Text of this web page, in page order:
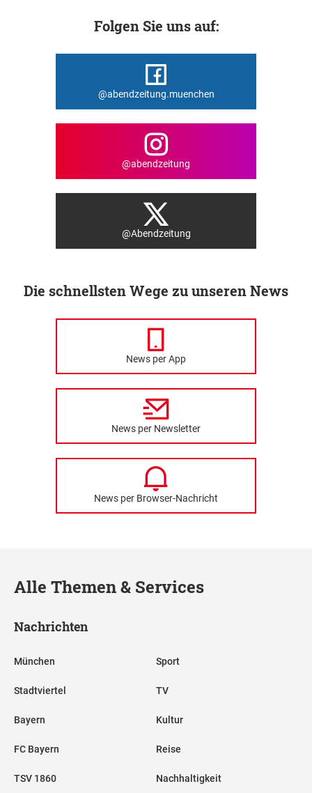
Folgen Sie uns auf:
@abendzeitung.muenchen
@abendzeitung
@Abendzeitung
Die schnellsten Wege zu unseren News
News per App
News per Newsletter
News per Browser-Nachricht
Alle Themen & Services
Nachrichten
München
Stadtviertel
Bayern
FC Bayern
TSV 1860
Sport
TV
Kultur
Reise
Nachhaltigkeit